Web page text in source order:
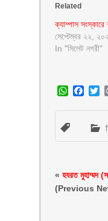
Related
ক্যাম্পাস সংস্কারে
সেপ্টেম্বর ২২,
In "সিলেট নগরী"
«হযরত মুহাম্মদ
(Previous